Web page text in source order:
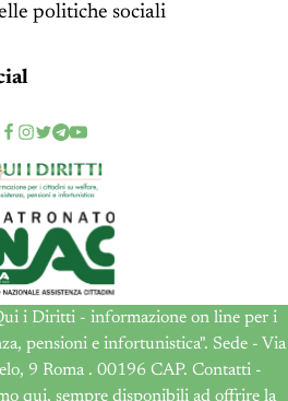
politiche sociali
i Diritti - informazione on line per i
pensioni e infortunistica". Sede - Via
9 Roma . 00196 CAP. Contatti -
qui, sempre disponibili ad offrire la